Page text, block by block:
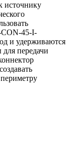
источнику
45-I-
и удерживаются
передачи